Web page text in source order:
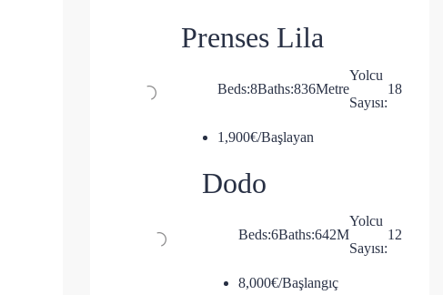
Prenses Lila
Beds:8Baths:836Metre
Yolcu
Sayısı:
18
1,900€/Başlayan
Dodo
Beds:6Baths:642M
Yolcu
Sayısı:
12
8,000€/Başlangıç